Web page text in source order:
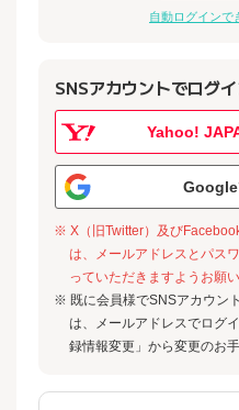
自動ログインで
SNSアカウントでログ
Yahoo!
Google
※ X（旧Twitter）及び
は、メールアドレスとパス
っていただきますようお願
※ 既に会員様でSNSアカウン
は、メールアドレスでログ
録情報変更」から変更のお